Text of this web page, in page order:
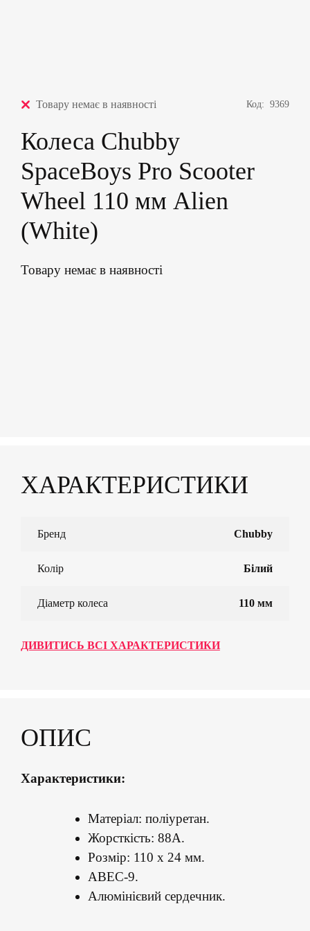
Товару немає в наявності Код:9369
Колеса Chubby
SpaceBoys Pro Scooter
Wheel 110 мм Alien
(White)
Товару немає в наявності
ХАРАКТЕРИСТИКИ
Бренд Chubby
Колір Білий
Діаметр колеса 110 мм
ДИВИТИСЬ ВСІ ХАРАКТЕРИСТИКИ
ОПИС
Характеристики:
Матеріал: поліуретан.
Жорсткість: 88А.
Розмір: 110 х 24 мм.
ABEC-9.
Алюмінієвий сердечник.